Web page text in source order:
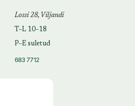
Lossi 28, Viljandi
T–L 10–18
P–E suletud
683 7712